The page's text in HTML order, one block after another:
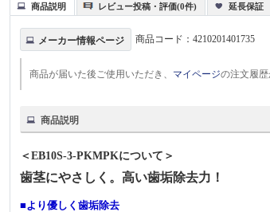
商品説明 レビュー投稿・評価(0件) 延長保証
メーカー情報ページ 商品コード：4210201401735
商品が届いた後ご使用いただき、 マイページの注文履
商品説明
＜EB10S-3-PKMPKについて＞
歯茎にやさしく。高い歯垢除去力！
■より優しく歯垢除去